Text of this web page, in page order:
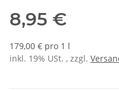
8,95 €
179,00 € pro 1 l
inkl. 19% USt. , zzgl.